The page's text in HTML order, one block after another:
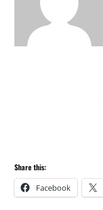
Share this:
Facebook